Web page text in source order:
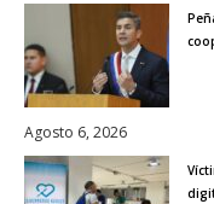
Agosto 6, 2026